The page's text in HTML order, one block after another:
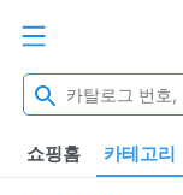
쇼핑홈 카테고리